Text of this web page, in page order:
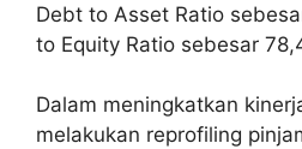
Debt to Asset Ratio
to Equity Ratio sebesar
Dalam meningkatkan
melakukan reprofiling